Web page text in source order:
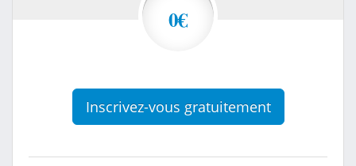
0€
Inscrivez-vous gratuitement